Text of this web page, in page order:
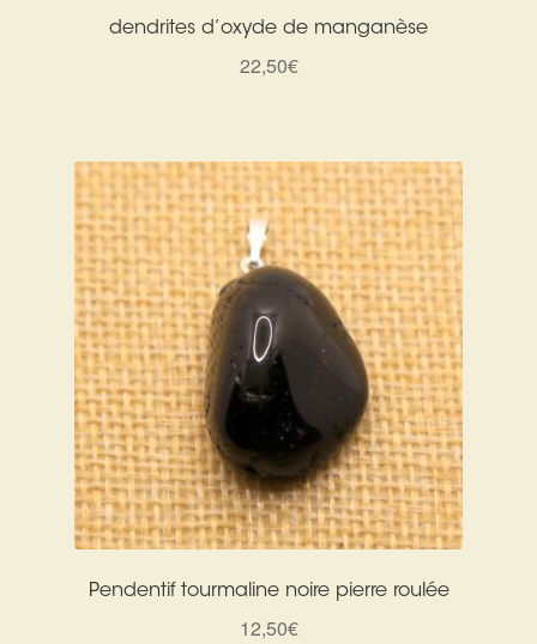
dendrites d’oxyde de manganèse
22,50€
Pendentif tourmaline noire pierre roulée
12,50€